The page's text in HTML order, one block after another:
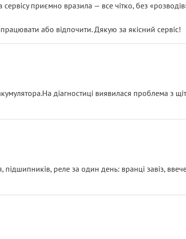
приємно вразила — все чітко, без
або відпочити. Дякую за якісний сервіс!
діагностиці виявилася проблема
реле за один день: вранці завіз,